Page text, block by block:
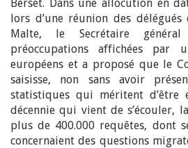
Berset. Dans une allocution en
lors d’une réunion des
Malte, le Secrétaire
préoccupations affichées par
européens et a proposé que le
saisisse, non sans avoir
statistiques qui méritent d’être
décennie qui vient de s’écouler,
plus de 400.000 requêtes, dont
concernaient des questions